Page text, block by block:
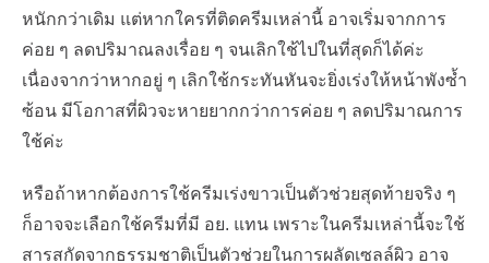
หนักกว่าเดิม แต่หากใครที่ติดครีมเหล่านี้ อาจเริ่มจากการ
ค่อย ๆ ลดปริมาณลงเรื่อย ๆ จนเลิกใช้ไปในที่สุดก็ได้ค่ะ
เนื่องจากว่าหากอยู่ ๆ เลิกใช้กระทันหันจะยิ่งเร่งให้หน้าพังซ้ำ
ซ้อน มีโอกาสที่ผิวจะหายยากกว่าการค่อย ๆ ลดปริมาณการ
ใช้ค่ะ
หรือถ้าหากต้องการใช้ครีมเร่งขาวเป็นตัวช่วยสุดท้ายจริง ๆ
ก็อาจจะเลือกใช้ครีมที่มี อย. แทน เพราะในครีมเหล่านี้จะใช้
สารสกัดจากธรรมชาติเป็นตัวช่วยในการผลัดเซลล์ผิว อาจ